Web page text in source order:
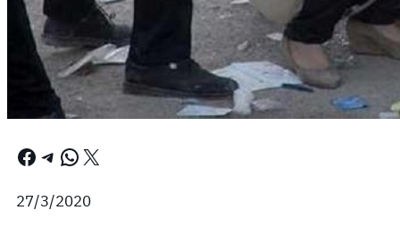
Facebook Telegram WhatsApp X
27/3/2020